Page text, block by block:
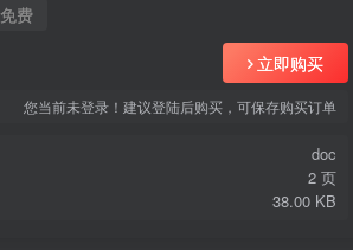
免费
立即购买
您当前未登录！建议登陆后购买，可保存购买订单
doc
2 页
38.00 KB